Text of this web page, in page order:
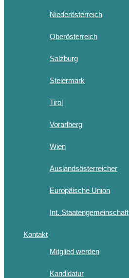
Niederösterreich
Oberösterreich
Salzburg
Steiermark
Tirol
Vorarlberg
Wien
Auslandsösterreicher
Europäische Union
Int. Staatengemeinschaft
Kontakt
Mitglied werden
Kandidatur